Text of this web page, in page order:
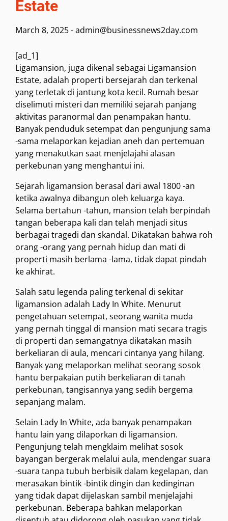
Estate
March 8, 2025-admin@businessnews2day.com
[ad_1]
Ligamansion, juga dikenal sebagai Ligamansion
Estate, adalah properti bersejarah dan terkenal
yang terletak di jantung kota kecil. Rumah besar
diselimuti misteri dan memiliki sejarah panjang
aktivitas paranormal dan penampakan hantu.
Banyak penduduk setempat dan pengunjung sama
-sama melaporkan kejadian aneh dan pertemuan
yang menakutkan saat menjelajahi alasan
perkebunan yang menghantui ini.
Sejarah ligamansion berasal dari awal 1800 -an
ketika awalnya dibangun oleh keluarga kaya.
Selama bertahun -tahun, mansion telah berpindah
tangan beberapa kali dan telah menjadi situs
berbagai tragedi dan skandal. Dikatakan bahwa roh
orang -orang yang pernah hidup dan mati di
properti masih berlama -lama, tidak dapat pindah
ke akhirat.
Salah satu legenda paling terkenal di sekitar
ligamansion adalah Lady In White. Menurut
pengetahuan setempat, seorang wanita muda
yang pernah tinggal di mansion mati secara tragis
di properti dan semangatnya dikatakan masih
berkeliaran di aula, mencari cintanya yang hilang.
Banyak yang melaporkan melihat seorang sosok
hantu berpakaian putih berkeliaran di tanah
perkebunan, tangisannya yang sedih bergema
sepanjang malam.
Selain Lady In White, ada banyak penampakan
hantu lain yang dilaporkan di ligamansion.
Pengunjung telah mengklaim melihat sosok
bayangan bergerak melalui aula, mendengar suara
-suara tanpa tubuh berbisik dalam kegelapan, dan
merasakan bintik -bintik dingin dan kedinginan
yang tidak dapat dijelaskan sambil menjelajahi
perkebunan. Beberapa bahkan melaporkan